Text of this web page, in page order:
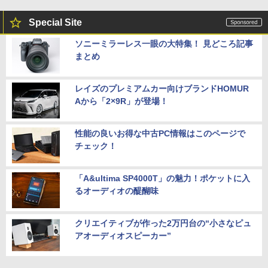
Special Site
ソニーミラーレス一眼の大特集！ 見どころ記事
まとめ
レイズのプレミアムカー向けブランドHOMUR
Aから「2×9R」が登場！
性能の良いお得な中古PC情報はこのページで
チェック！
「A&ultima SP4000T」の魅力！ポケットに入
るオーディオの醍醐味
クリエイティブが作った2万円台の“小さなピュ
アオーディオスピーカー”